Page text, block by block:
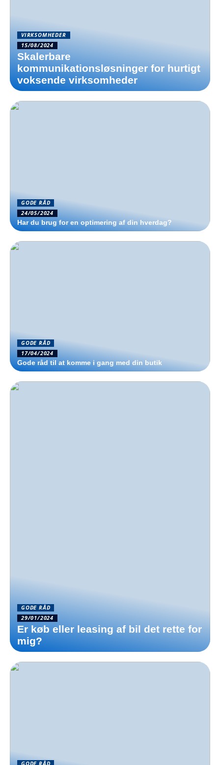
VIRKSOMHEDER
15/08/2024
Skalerbare
kommunikationsløsninger for hurtigt
voksende virksomheder
GODE RÅD
24/05/2024
Har du brug for en optimering af din hverdag?
GODE RÅD
17/04/2024
Gode råd til at komme i gang med din butik
GODE RÅD
29/01/2024
Er køb eller leasing af bil det rette for
mig?
GODE RÅD